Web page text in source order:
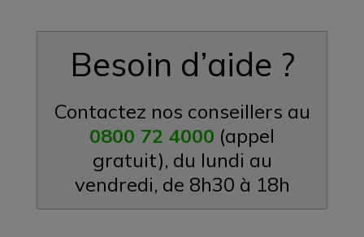
Besoin d’aide ?
Contactez nos conseillers au
0800 72 4000 (appel
gratuit), du lundi au
vendredi, de 8h30 à 18h